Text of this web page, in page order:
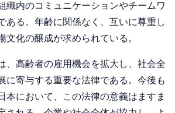
織内のコミュニケーションやチームワ
ある。年齢に関係なく、互いに尊重し
文化の醸成が求められている。
、高齢者の雇用機会を拡大し、社会全
に寄与する重要な法律である。今後も
本において、この法律の意義はますま